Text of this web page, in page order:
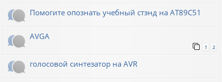
Помогите опознать учебный стэнд на AT89С51
AVGA
1 2
голосовой синтезатор на AVR